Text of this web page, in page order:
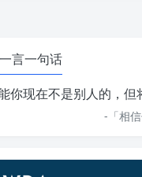
一言一句话
你现在不是别人的，但
-「相